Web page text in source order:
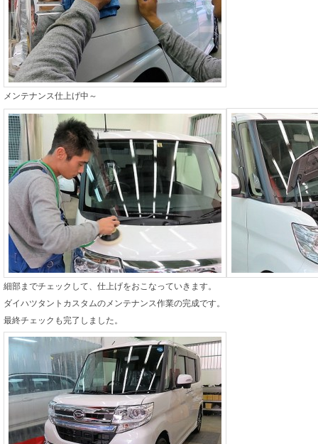
メンテナンス仕上げ中～
細部までチェックして、仕上げをおこなっていきます。
ダイハツタントカスタムのメンテナンス作業の完成です。
最終チェックも完了しました。